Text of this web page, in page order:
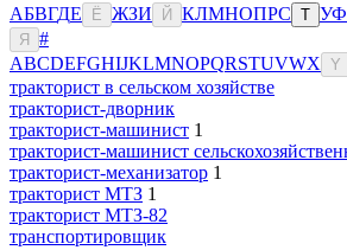
АБВГДЕ Ё ЖЗИ Й КЛМНОПРС Т УФ
Я
#
ABCDEFGHIJKLMNOPQRSTUVWX Y
тракторист в сельском хозяйстве
тракторист-дворник
тракторист-машинист 1
тракторист-машинист
тракторист-механизатор 1
тракторист МТЗ 1
тракторист МТЗ-82
транспортировщик